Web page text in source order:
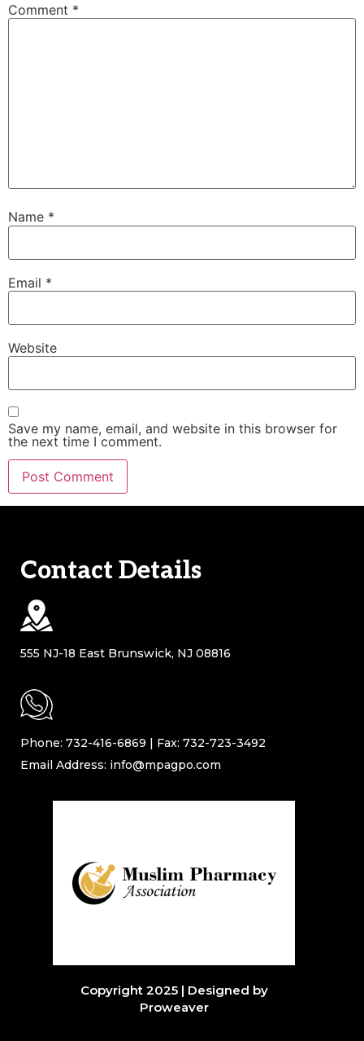
Comment *
Name *
Email *
Website
Save my name, email, and website in this browser for
the next time I comment.
Contact Details
555 NJ-18 East Brunswick, NJ 08816
Phone: 732-416-6869 | Fax: 732-723-3492
Email Address: info@mpagpo.com
Copyright 2025 | Designed by
Proweaver